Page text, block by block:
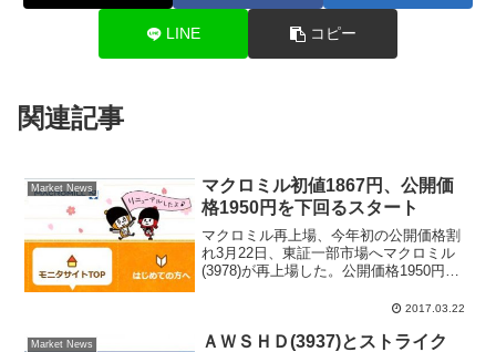
LINE コピー
関連記事
Market News
マクロミル初値1867円、公開価
格1950円を下回るスタート
マクロミル再上場、今年初の公開価格割
れ3月22日、東証一部市場へマクロミル
(3978)が再上場した。公開価格1950円に
は公開価格を4.3％下回る形でスタートと
を...
2017.03.22
Market News
ＡＷＳＨＤ(3937)とストライク